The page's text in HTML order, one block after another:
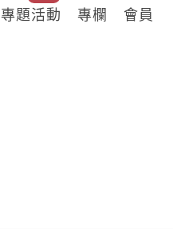
專題活動 專欄 會員